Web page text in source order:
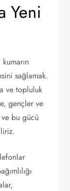
Yeni
sağlamak.
ve topluluk
gençler ve
bu gücü